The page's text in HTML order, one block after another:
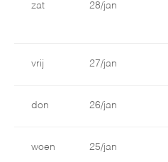
zat 28/jan
vrij 27/jan
don 26/jan
woen 25/jan